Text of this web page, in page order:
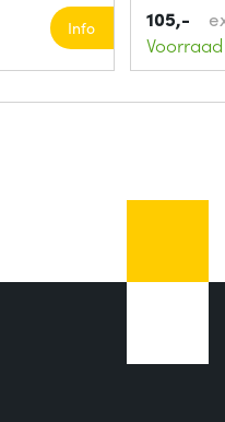
Info
Gigabit
MAC-
105,-
Voorraad